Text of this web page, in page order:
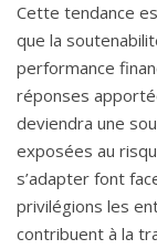
Cette tendance
que la
performance
réponses
deviendra une
exposées au
s’adapter font
privilégions les
contribuent à la